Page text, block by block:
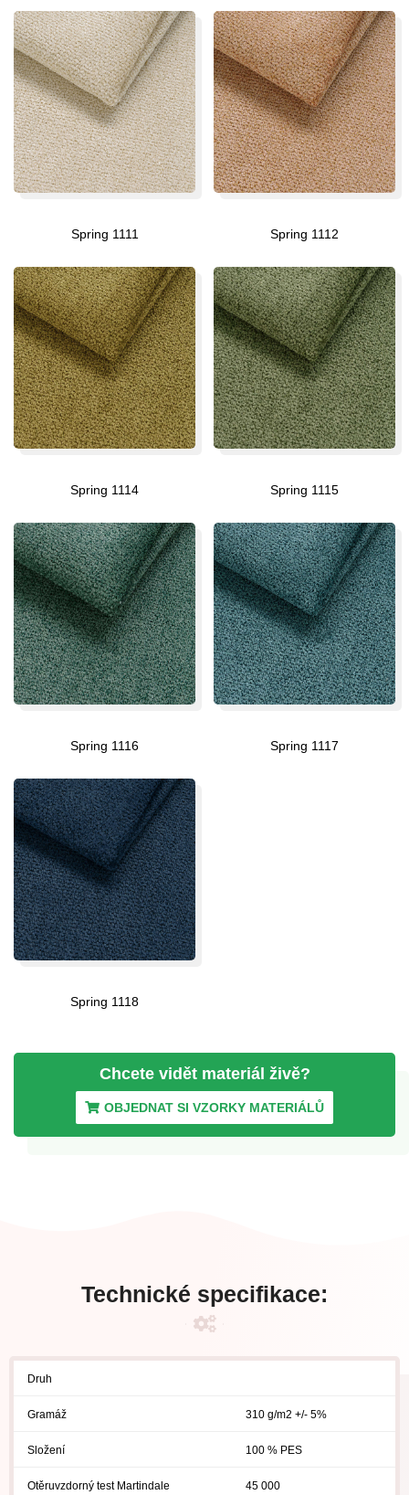
Spring 1111 Spring 1112
Spring 1114 Spring 1115
Spring 1116 Spring 1117
Spring 1118
Chcete vidět materiál živě?
OBJEDNAT SI VZORKY MATERIÁLŮ
Technické specifikace:
Druh
Gramáž 310 g/m2 +/- 5%
Složení 100 % PES
Otěruvzdorný test Martindale 45 000